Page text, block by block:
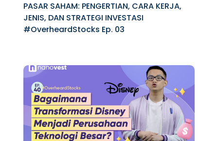
PASAR SAHAM: PENGERTIAN, CARA KERJA,
JENIS, DAN STRATEGI INVESTASI
#OverheardStocks Ep. 03